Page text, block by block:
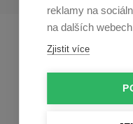
reklamy na
na dalších
Zjistit více